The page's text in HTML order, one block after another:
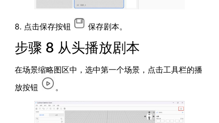
8. 点击保存按钮 保存剧本。
步骤 8 从头播放剧本
在场景缩略图区中，选中第一个场景，点击工具栏的播
放按钮
。